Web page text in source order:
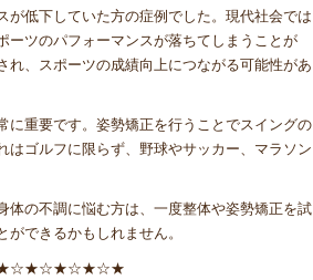
低下していた方の症例でした。現代社会では
ーツのパフォーマンスが落ちてしまうことが
、スポーツの成績向上につながる可能性があ
に重要です。姿勢矯正を行うことでスイングの
ゴルフに限らず、野球やサッカー、マラソン
体の不調に悩む方は、一度整体や姿勢矯正を試
できるかもしれません。